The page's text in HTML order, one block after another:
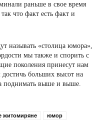
раньше в свое время
что факт есть факт и
называть «столица юмора»,
мы также и спорить с
поколения принесут нам
больших высот на
поднимать выше и выше.
житомиряне юмор